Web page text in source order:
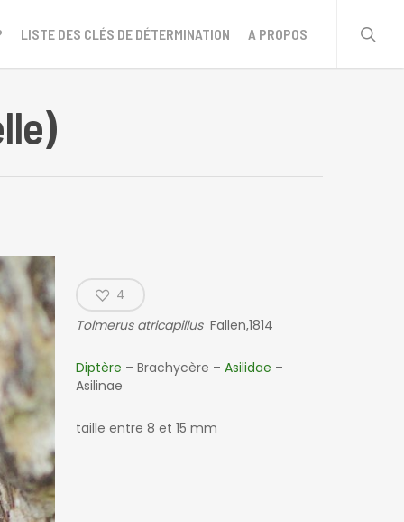
LISTE DES CLÉS DE DÉTERMINATION A PROPOS
4
Tolmerus atricapillusFallen,1814
Diptère – Brachycère –Asilidae –
Asilinae
taille entre 8 et 15 mm